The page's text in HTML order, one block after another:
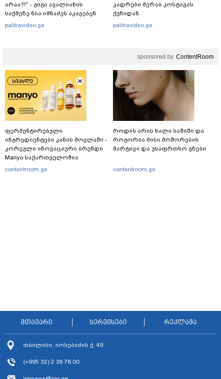
არაა?!" - გიგა ავალიანის
საქმეზე ნია იმნაძეს აკავებენ
palitravideo.ge
კადრები მერაბ კოსტავას
ქუჩიდან
palitravideo.ge
sponsored by ContentRoom
ფერმენტირებული
ინგრედიენტები კანის მოვლაში -
კორეული ინოვაციური ბრენდი
Manyo საქართველოშია
contentroom.ge
როდის არის ხალი საშიში და
როგორია მისი მოშორების
მარტივი და უსაფრთხო გზები
contentroom.ge
მთავარი სერვისები რეკლამა
თბილისი, იოსებიძის ქ. 49
(+995 32) 2 38 78 00